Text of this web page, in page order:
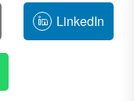
LinkedIn